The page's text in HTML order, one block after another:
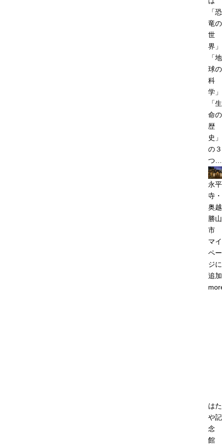
「恐
竜の
世
界」
「地
球の
科
学」
「生
命の
歴
史」
の３
つ…
永平
寺・
奥越
勝山
市
マイ
ペー
ジに
追加
はた
や記
念
館